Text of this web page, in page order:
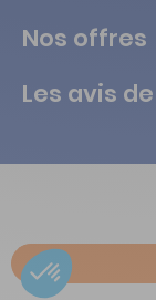
Nos offres
Les avis
Copyright